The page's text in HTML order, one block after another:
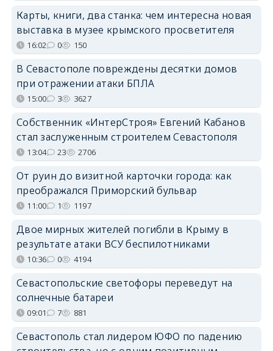
Карты, книги, два станка: чем интересна новая
выставка в музее крымского просветителя
16:02 0 150
В Севастополе повреждены десятки домов
при отражении атаки БПЛА
15:00 3 3627
Собственник «ИнтерСтроя» Евгений Кабанов
стал заслуженным строителем Севастополя
13:04 23 2706
От руин до визитной карточки города: как
преображался Приморский бульвар
11:00 1 1197
Двое мирных жителей погибли в Крыму в
результате атаки ВСУ беспилотниками
10:36 0 4194
Севастопольские светофоры переведут на
солнечные батареи
09:01 7 881
Севастополь стал лидером ЮФО по падению